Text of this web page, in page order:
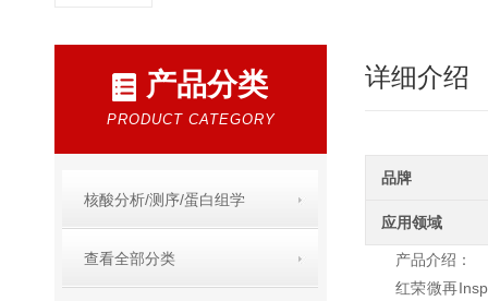
产品分类
PRODUCT CATEGORY
核酸分析/测序/蛋白组学
查看全部分类
详细介绍
品牌
应用领域
产品介绍：
红荣微再